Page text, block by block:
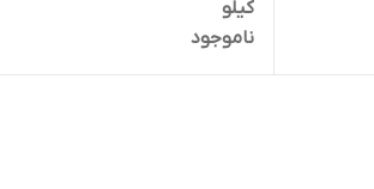
کیلو
ناموجود